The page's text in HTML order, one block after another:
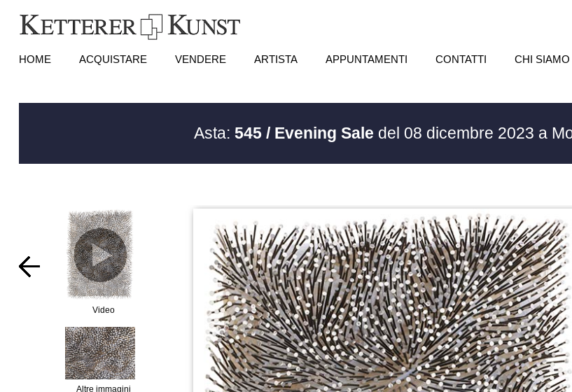
HOME ACQUISTARE VENDERE ARTISTA APPUNTAMENTI CONTATTI CHI SIAMO
Asta:545 / Evening Sale del 08 dicembre 2023 a
Video
Altre immagini